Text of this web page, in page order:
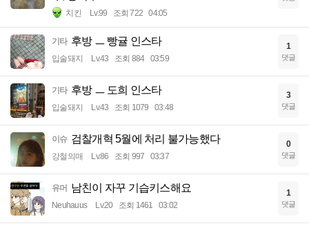
치킨 Lv.99 조회 722 04:05
기타 후방 ㅡ 빵귤 인스타
입술돼지 Lv.43 조회 884 03:59
1
댓글
기타 후방 ㅡ 도희 인스타
입술돼지 Lv.43 조회 1079 03:48
3
댓글
이슈 검찰개혁 5월에 처리 불가능했다
강철의매 Lv.86 조회 997 03:37
0
댓글
유머 남친이 자꾸 기습키스해요
Neuhauus Lv.20 조회 1461 03:02
1
댓글